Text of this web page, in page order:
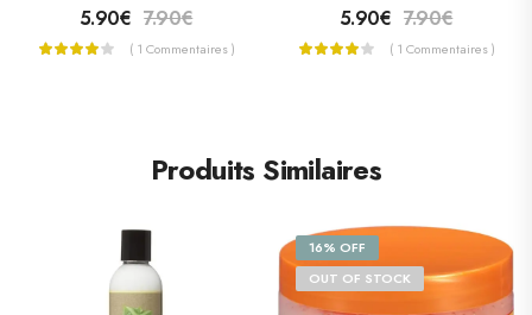
5.90€ 7.90€
( 1 Commentaires )
5.90€ 7.90€
( 1 Commentaires )
Produits Similaires
16% OFF
OUT OF STOCK